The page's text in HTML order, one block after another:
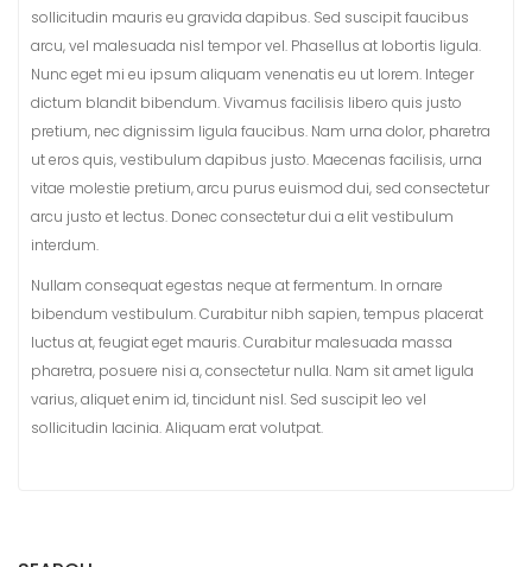
sollicitudin mauris eu gravida dapibus. Sed suscipit faucibus
arcu, vel malesuada nisl tempor vel. Phasellus at lobortis ligula.
Nunc eget mi eu ipsum aliquam venenatis eu ut lorem. Integer
dictum blandit bibendum. Vivamus facilisis libero quis justo
pretium, nec dignissim ligula faucibus. Nam urna dolor, pharetra
ut eros quis, vestibulum dapibus justo. Maecenas facilisis, urna
vitae molestie pretium, arcu purus euismod dui, sed consectetur
arcu justo et lectus. Donec consectetur dui a elit vestibulum
interdum.
Nullam consequat egestas neque at fermentum. In ornare
bibendum vestibulum. Curabitur nibh sapien, tempus placerat
luctus at, feugiat eget mauris. Curabitur malesuada massa
pharetra, posuere nisi a, consectetur nulla. Nam sit amet ligula
varius, aliquet enim id, tincidunt nisl. Sed suscipit leo vel
sollicitudin lacinia. Aliquam erat volutpat.